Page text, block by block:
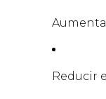
Reducir